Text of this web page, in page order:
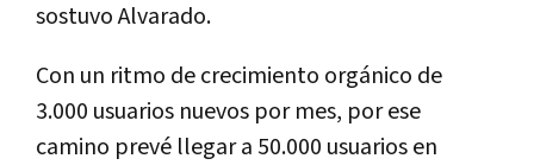
sostuvo Alvarado.
Con un ritmo de crecimiento orgánico de
3.000 usuarios nuevos por mes, por ese
camino prevé llegar a 50.000 usuarios en